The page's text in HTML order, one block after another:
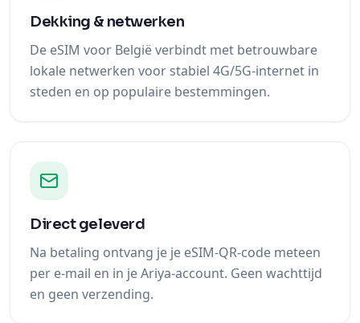
Dekking & netwerken
De eSIM voor België verbindt met betrouwbare
lokale netwerken voor stabiel 4G/5G-internet in
steden en op populaire bestemmingen.
Direct geleverd
Na betaling ontvang je je eSIM-QR-code meteen
per e-mail en in je Ariya-account. Geen wachttijd
en geen verzending.